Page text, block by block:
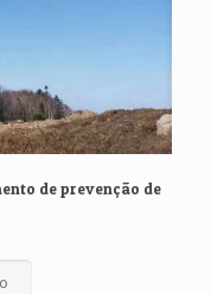
de prevenção de